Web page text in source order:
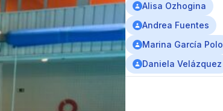
Alisa Ozhogina
Andrea Fuentes
Marina García Polo
Daniela Velázquez